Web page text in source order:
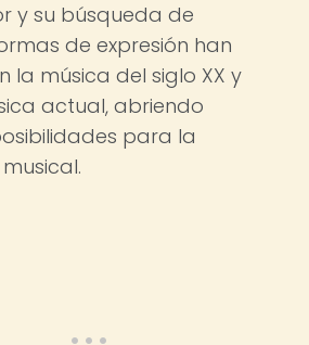
y su búsqueda de
de expresión han
la música del siglo XX y
actual, abriendo
para la